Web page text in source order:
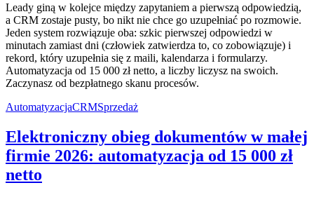
Leady giną w kolejce między zapytaniem a pierwszą odpowiedzią,
a CRM zostaje pusty, bo nikt nie chce go uzupełniać po rozmowie.
Jeden system rozwiązuje oba: szkic pierwszej odpowiedzi w
minutach zamiast dni (człowiek zatwierdza to, co zobowiązuje) i
rekord, który uzupełnia się z maili, kalendarza i formularzy.
Automatyzacja od 15 000 zł netto, a liczby liczysz na swoich.
Zaczynasz od bezpłatnego skanu procesów.
AutomatyzacjaCRMSprzedaż
Elektroniczny obieg dokumentów w małej
firmie 2026: automatyzacja od 15 000 zł
netto